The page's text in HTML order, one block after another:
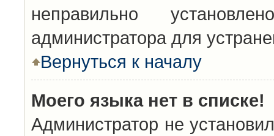
неправильно
администратора для
Вернуться к началу
Моего языка нет в списке!
Администратор не